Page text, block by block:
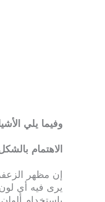
وفيما يلي
الاهتمام
إن مظهر
يرى فيه أي